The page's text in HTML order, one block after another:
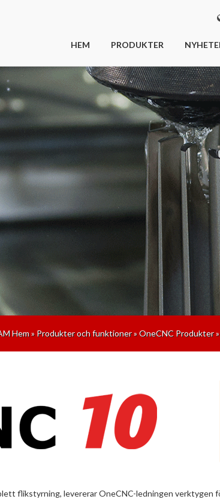
HEM PRODUKTER
Hem» Produkter och funktioner»OneCNC Produkter»
flikstyrning, levererar OneCNC-ledningen verktygen